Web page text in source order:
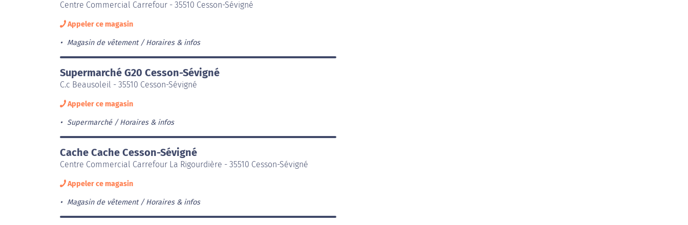
Centre Commercial Carrefour - 35510 Cesson-Sévigné
Appeler ce magasin
Magasin de vêtement Horaires & infos
Supermarché G20 Cesson-Sévigné
C.c Beausoleil - 35510 Cesson-Sévigné
Appeler ce magasin
Supermarché Horaires & infos
Cache Cache Cesson-Sévigné
Centre Commercial Carrefour La Rigourdière - 35510 Cesson-Sévigné
Appeler ce magasin
Magasin de vêtement Horaires & infos